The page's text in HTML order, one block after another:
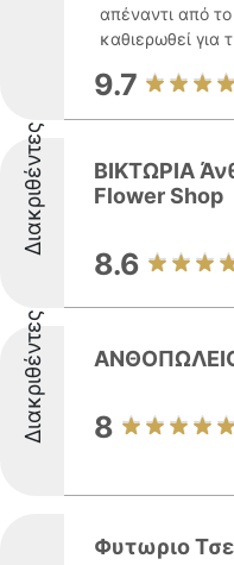
απέναντι από το
καθιερωθεί για
9.7
Διακριθέντες
ΒΙΚΤΩΡΙΑ
Flower Shop
8.6
Διακριθέντες 8
Φυτωριο